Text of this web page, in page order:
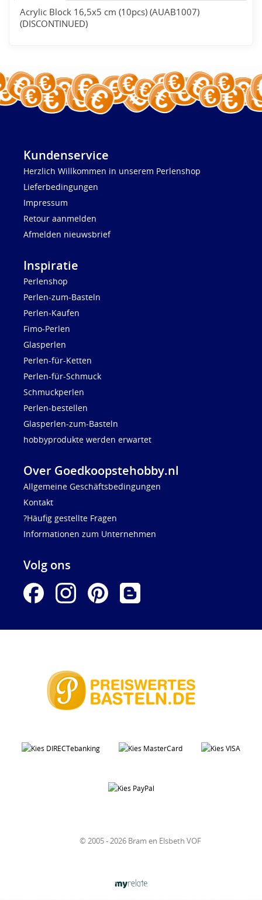
Acrylic Block 16,5x5 cm (10pcs) (AUAB1007)
(DISCONTINUED)
Kundenservice
Herzlich Willkommen in unserem Perlenshop
Lieferbedingungen
Impressum
Retour aanmelden
Afmelden nieuwsbrief
Inspiratie
Perlenshop
Perlen-zum-Basteln
Perlen-Kaufen
Fimo-Perlen
Glasperlen
Perlen-für-Ketten
Perlen-für-Schmuck
Schmuckperlen
Perlen-bestellen
Glasperlen-zum-Basteln
hobbyprodukte werden erwartet
Over Goedkoopstehobby.nl
Allgemeine Geschäftsbedingungen
Kontakt
?Häufig gestellte Fragen
Informationen zum Unternehmen
Volg ons
© 2005 - 2026 Bram en Elsbeth VOF